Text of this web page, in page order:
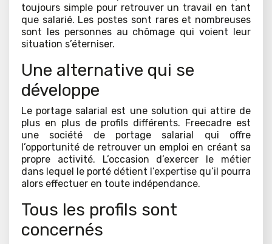
toujours simple pour retrouver un travail en tant
que salarié. Les postes sont rares et nombreuses
sont les personnes au chômage qui voient leur
situation s’éterniser.
Une alternative qui se
développe
Le portage salarial est une solution qui attire de
plus en plus de profils différents. Freecadre est
une société de portage salarial qui offre
l’opportunité de retrouver un emploi en créant sa
propre activité. L’occasion d’exercer le métier
dans lequel le porté détient l’expertise qu’il pourra
alors effectuer en toute indépendance.
Tous les profils sont
concernés